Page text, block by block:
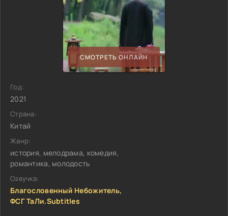
СМОТРЕТЬ ОНЛАЙН
Год:
2021
Страна:
Китай
Жанр:
история, мелодрама, комедия,
романтика, молодость
Озвучка:
Благословенный Небожитель,
ФСГ ТаЛи.Subtitles